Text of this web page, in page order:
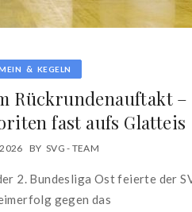
& KEGELN
Rückrundenauftakt –
fast aufs Glatteis
BY SVG - TEAM
2. Bundesliga Ost feierte der
gegen das